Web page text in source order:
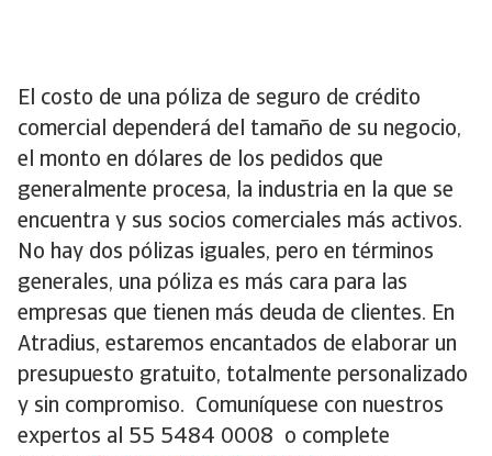
El costo de una póliza de seguro de crédito
comercial dependerá del tamaño de su negocio,
el monto en dólares de los pedidos que
generalmente procesa, la industria en la que se
encuentra y sus socios comerciales más activos.
No hay dos pólizas iguales, pero en términos
generales, una póliza es más cara para las
empresas que tienen más deuda de clientes. En
Atradius, estaremos encantados de elaborar un
presupuesto gratuito, totalmente personalizado
y sin compromiso. Comuníquese con nuestros
expertos al 55 5484 0008 o complete